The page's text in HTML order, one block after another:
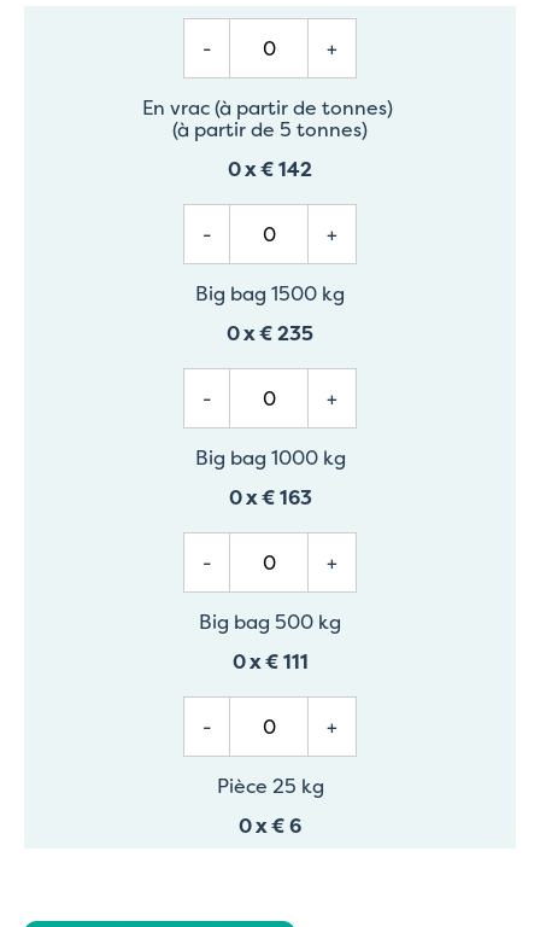
- +
En vrac (à partir de tonnes)
(à partir de 5 tonnes)
0x€ 142
- +
Big bag 1500 kg
0x€ 235
- +
Big bag 1000 kg
0x€ 163
- +
Big bag 500 kg
0x€ 111
- +
Pièce 25 kg
0x€ 6